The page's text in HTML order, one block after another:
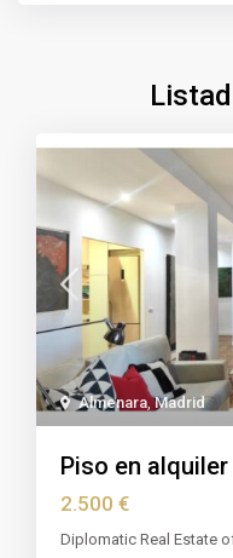
Almenara,Madrid
Piso en
2.500 €
Diplomatic Real Estate